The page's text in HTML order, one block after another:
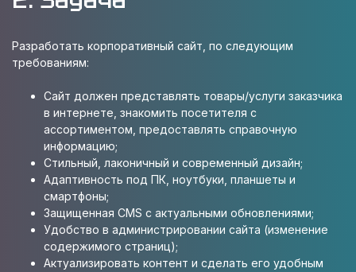
Разработать корпоративный сайт, по следующим
требованиям:
Сайт должен представлять товары/услуги заказчика
в интернете, знакомить посетителя с
ассортиментом, предоставлять справочную
информацию;
Стильный, лаконичный и современный дизайн;
Адаптивность под ПК, ноутбуки, планшеты и
смартфоны;
Защищенная CMS с актуальными обновлениями;
Удобство в администрировании сайта (изменение
содержимого страниц);
Актуализировать контент и сделать его удобным